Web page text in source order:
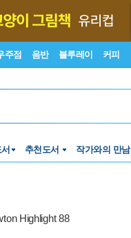
주점 음반 블루레이 커피
추천도서 작가와의 만남
Highlight 88